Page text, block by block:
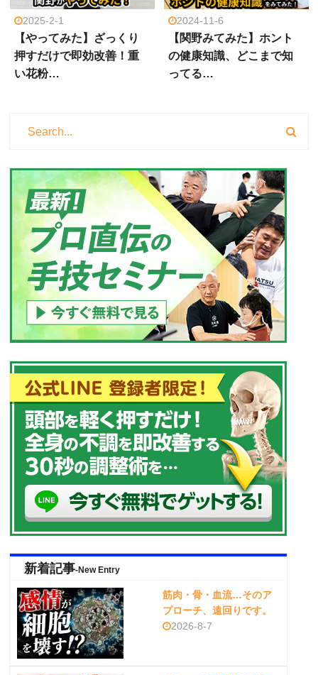
2025-2-1
【やってみた】ざっくり
押すだけで即効改善！重
い花粉…
2024-11-6
【関野みてみた】ホント
の健康知識、どこまで知
ってる…
新着記事-New Entry
筋肉・骨・血流…そのア
プローチ、遠回りです。
2026-8-7